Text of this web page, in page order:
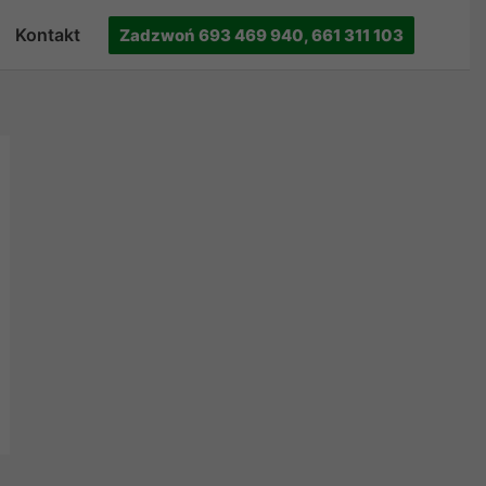
Kontakt Zadzwoń 693 469 940, 661 311 103